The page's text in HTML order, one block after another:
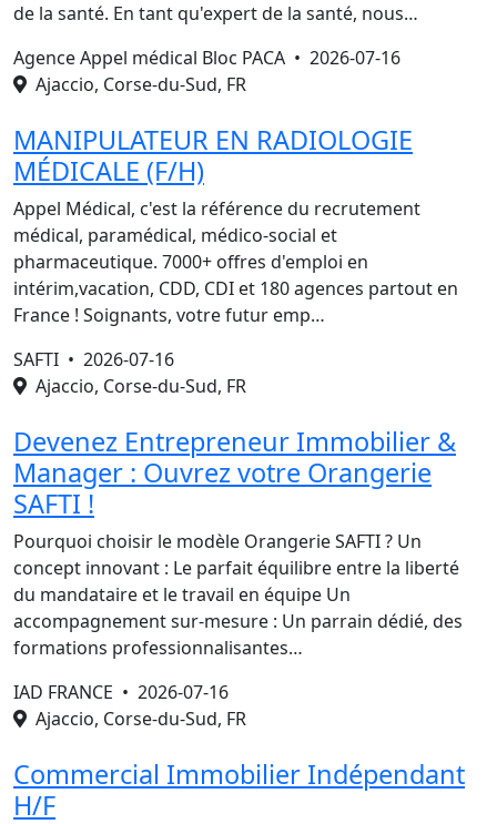
de la santé. En tant qu'expert de la santé, nous…
Agence Appel médical Bloc PACA • 2026-07-16
Ajaccio, Corse-du-Sud, FR
MANIPULATEUR EN RADIOLOGIE
MÉDICALE (F/H)
Appel Médical, c'est la référence du recrutement
médical, paramédical, médico-social et
pharmaceutique. 7000+ offres d'emploi en
intérim,vacation, CDD, CDI et 180 agences partout en
France ! Soignants, votre futur emp…
SAFTI • 2026-07-16
Ajaccio, Corse-du-Sud, FR
Devenez Entrepreneur Immobilier &
Manager : Ouvrez votre Orangerie
SAFTI !
Pourquoi choisir le modèle Orangerie SAFTI ? Un
concept innovant : Le parfait équilibre entre la liberté
du mandataire et le travail en équipe Un
accompagnement sur-mesure : Un parrain dédié, des
formations professionnalisantes…
IAD FRANCE • 2026-07-16
Ajaccio, Corse-du-Sud, FR
Commercial Immobilier Indépendant
H/F